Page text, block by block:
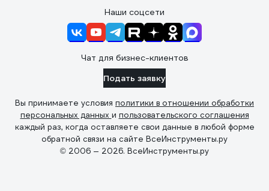
Наши соцсети
Чат для бизнес-клиентов
Подать заявку
Вы принимаете условия политики в отношении обработки
персональных данных и пользовательского соглашения
каждый раз, когда оставляете свои данные в любой форме
обратной связи на сайте ВсеИнструменты.ру
© 2006 — 2026. ВсеИнструменты.ру